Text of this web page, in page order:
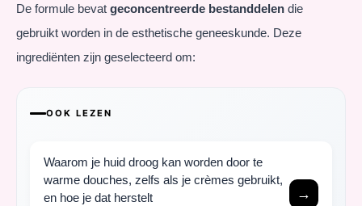
De formule bevat geconcentreerde bestanddelen die
gebruikt worden in de esthetische geneeskunde. Deze
ingrediënten zijn geselecteerd om:
OOK LEZEN
Waarom je huid droog kan worden door te
warme douches, zelfs als je crèmes gebruikt,
en hoe je dat herstelt
→